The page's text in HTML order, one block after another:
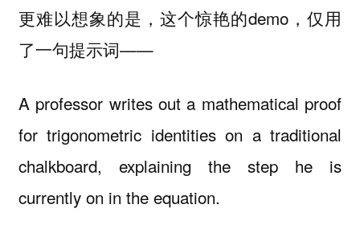
更难以想象的是，这个惊艳的demo，仅用
了一句提示词——
A professor writes out a mathematical proof
for trigonometric identities on a traditional
chalkboard, explaining the step he is
currently on in the equation.